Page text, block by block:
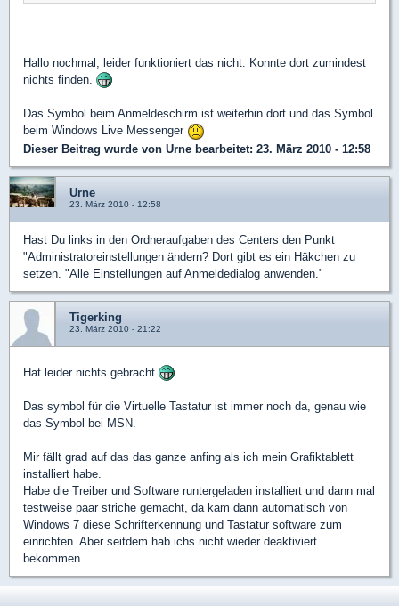
Hallo nochmal, leider funktioniert das nicht. Konnte dort zumindest
nichts finden.
Das Symbol beim Anmeldeschirm ist weiterhin dort und das Symbol
beim Windows Live Messenger
Dieser Beitrag wurde von Urne bearbeitet: 23. März 2010 - 12:58
Urne
23. März 2010 - 12:58
Hast Du links in den Ordneraufgaben des Centers den Punkt
"Administratoreinstellungen ändern? Dort gibt es ein Häkchen zu
setzen. "Alle Einstellungen auf Anmeldedialog anwenden."
Tigerking
23. März 2010 - 21:22
Hat leider nichts gebracht
Das symbol für die Virtuelle Tastatur ist immer noch da, genau wie
das Symbol bei MSN.
Mir fällt grad auf das das ganze anfing als ich mein Grafiktablett
installiert habe.
Habe die Treiber und Software runtergeladen installiert und dann mal
testweise paar striche gemacht, da kam dann automatisch von
Windows 7 diese Schrifterkennung und Tastatur software zum
einrichten. Aber seitdem hab ichs nicht wieder deaktiviert
bekommen.